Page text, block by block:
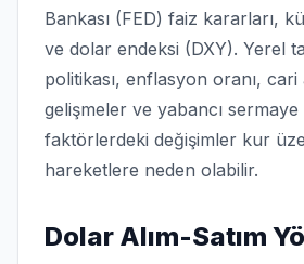
Bankası (FED) faiz kararları,
ve dolar endeksi (DXY). Yerel
politikası, enflasyon oranı, cari
gelişmeler ve yabancı
faktörlerdeki değişimler kur
hareketlere neden olabilir.
Dolar Alım-Satım